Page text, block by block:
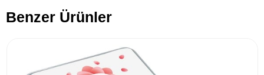
Benzer Ürünler